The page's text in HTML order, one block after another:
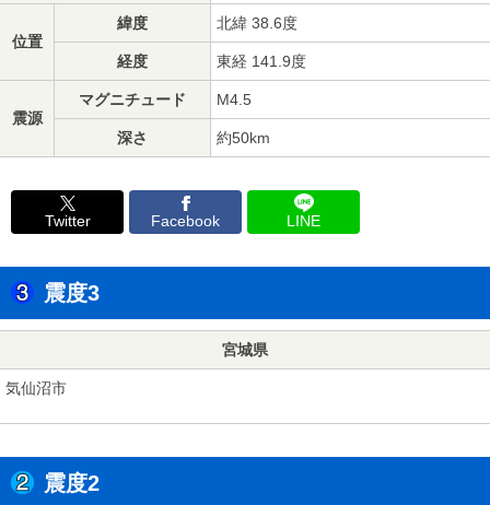
位置
緯度 北緯 38.6度
経度 東経 141.9度
震源
マグニチュード M4.5
深さ 約50km
Twitter Facebook LINE
震度3
宮城県
気仙沼市
震度2